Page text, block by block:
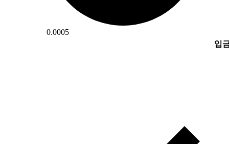
0.0005
입